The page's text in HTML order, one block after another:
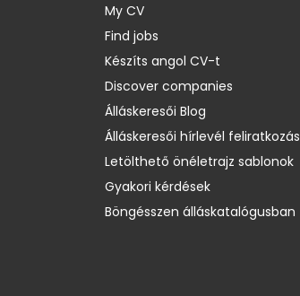
My CV
Find jobs
Készíts angol CV-t
Discover companies
Álláskeresői Blog
Álláskeresői hírlevél feliratkozás
Letölthető önéletrajz sablonok
Gyakori kérdések
Böngésszen álláskatalógusban